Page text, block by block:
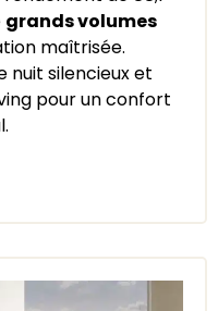
grands volumes
maîtrisée.
nuit silencieux et
pour un confort